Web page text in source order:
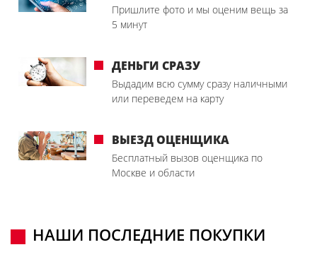
Пришлите фото и мы оценим вещь за
5 минут
ДЕНЬГИ СРАЗУ
Выдадим всю сумму сразу наличными
или переведем на карту
ВЫЕЗД ОЦЕНЩИКА
Бесплатный вызов оценщика по
Москве и области
НАШИ ПОСЛЕДНИЕ ПОКУПКИ